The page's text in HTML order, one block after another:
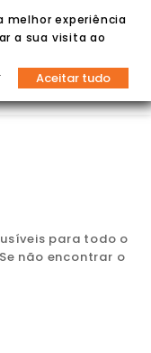

para todo o
não encontrar o
melhor experiência
a sua visita ao
Aceitar tudo